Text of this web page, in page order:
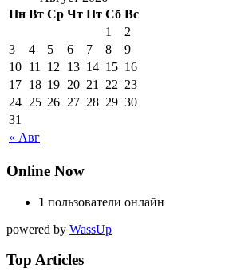
Пн Вт Ср Чт Пт Сб Вс
« Авг
1
2
3
4 5 6 7 8
9
10 11 12 13 14 15 16
17 18 19 20 21 22 23
24 25 26 27 28 29 30
31
Online Now
1 пользователи онлайн
powered by WassUp
Top Articles